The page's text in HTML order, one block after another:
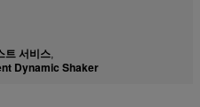
트 서비스,
Dynamic Shaker